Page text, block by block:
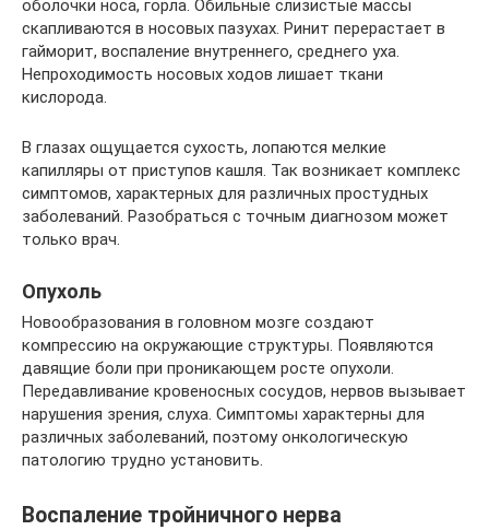
оболочки носа, горла. Обильные слизистые массы
скапливаются в носовых пазухах. Ринит перерастает в
гайморит, воспаление внутреннего, среднего уха.
Непроходимость носовых ходов лишает ткани
кислорода.
В глазах ощущается сухость, лопаются мелкие
капилляры от приступов кашля. Так возникает комплекс
симптомов, характерных для различных простудных
заболеваний. Разобраться с точным диагнозом может
только врач.
Опухоль
Новообразования в головном мозге создают
компрессию на окружающие структуры. Появляются
давящие боли при проникающем росте опухоли.
Передавливание кровеносных сосудов, нервов вызывает
нарушения зрения, слуха. Симптомы характерны для
различных заболеваний, поэтому онкологическую
патологию трудно установить.
Воспаление тройничного нерва